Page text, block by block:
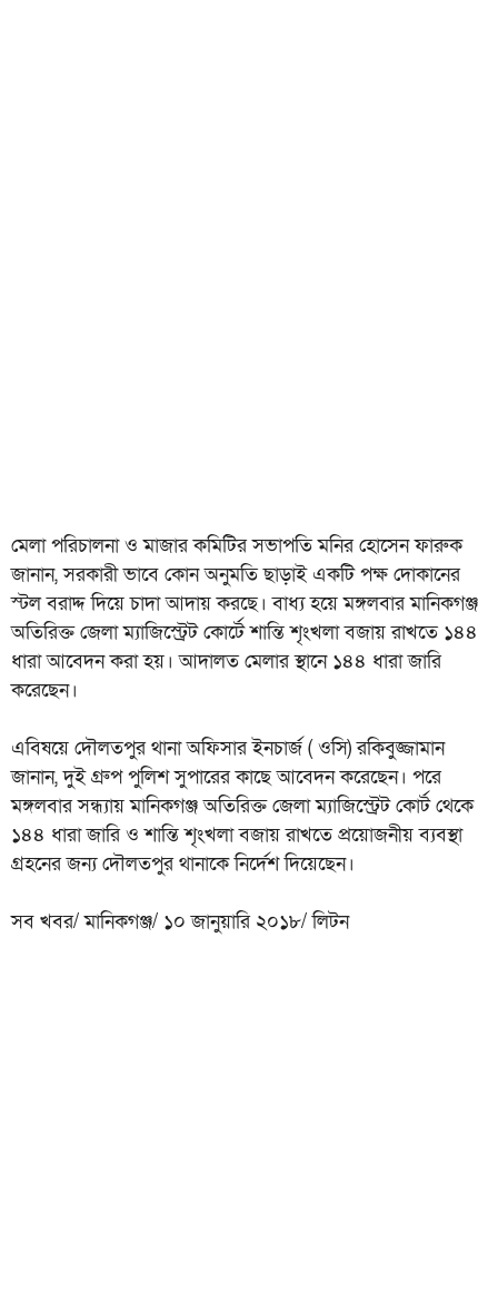
মেলা পরিচালনা ও মাজার কমিটির সভাপতি মনির হোসেন ফারুক
জানান, সরকারী ভাবে কোন অনুমতি ছাড়াই একটি পক্ষ দোকানের
স্টল বরাদ্দ দিয়ে চাদা আদায় করছে। বাধ্য হয়ে মঙ্গলবার মানিকগঞ্জ
অতিরিক্ত জেলা ম্যাজিস্ট্রেট কোর্টে শান্তি শৃংখলা বজায় রাখতে ১৪৪
ধারা আবেদন করা হয়। আদালত মেলার স্থানে ১৪৪ ধারা জারি
করেছেন।
এবিষয়ে দৌলতপুর থানা অফিসার ইনচার্জ ( ওসি) রকিবুজ্জামান
জানান, দুই গ্রুপ পুলিশ সুপারের কাছে আবেদন করেছেন। পরে
মঙ্গলবার সন্ধ্যায় মানিকগঞ্জ অতিরিক্ত জেলা ম্যাজিস্ট্রেট কোর্ট থেকে
১৪৪ ধারা জারি ও শান্তি শৃংখলা বজায় রাখতে প্রয়োজনীয় ব্যবস্থা
গ্রহনের জন্য দৌলতপুর থানাকে নির্দেশ দিয়েছেন।
সব খবর/ মানিকগঞ্জ/ ১০ জানুয়ারি ২০১৮/ লিটন